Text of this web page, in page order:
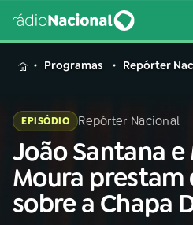
MENU
Buscar
na
Rádio
Nacional
Buscar
Programas Repórter
EPISÓDIO Repórter Nacional
João Santana e
Moura
sobre a Chapa